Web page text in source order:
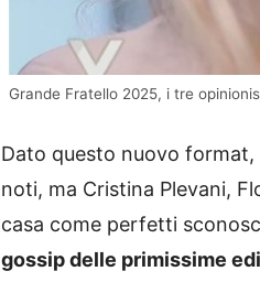
Grande Fratello 2025, i tre
Dato questo nuovo
noti, ma Cristina Plevani,
casa come perfetti
gossip delle primissime